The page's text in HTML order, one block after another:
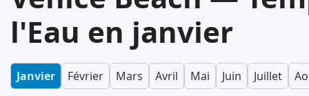
l'Eau en janvier
Janvier Février Mars Avril Mai Juin Juillet